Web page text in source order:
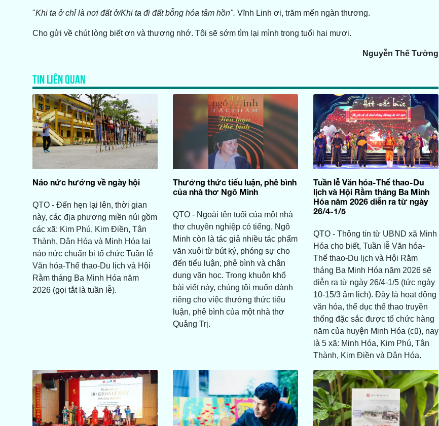
"Khi ta ở chỉ là nơi đất ở/Khi ta đi đất bỗng hóa tâm hồn". Vĩnh Linh ơi, trăm mến ngàn thương.
Cho gửi về chút lòng biết ơn và thương nhớ. Tôi sẽ sớm tìm lại mình trong tuổi hai mươi.
Nguyễn Thế Tường
TIN LIÊN QUAN
Náo nức hướng về ngày hội
QTO - Đến hẹn lại lên, thời gian
này, các địa phương miền núi gồm
các xã: Kim Phú, Kim Điền, Tân
Thành, Dân Hóa và Minh Hóa lại
náo nức chuẩn bị tổ chức Tuần lễ
Văn hóa-Thể thao-Du lịch và Hội
Rằm tháng Ba Minh Hóa năm
2026 (gọi tắt là tuần lễ).
Thưởng thức tiểu luận, phê bình
của nhà thơ Ngô Minh
QTO - Ngoài tên tuổi của một nhà
thơ chuyên nghiệp có tiếng, Ngô
Minh còn là tác giả nhiều tác phẩm
văn xuôi từ bút ký, phóng sự cho
đến tiểu luận, phê bình và chân
dung văn học. Trong khuôn khổ
bài viết này, chúng tôi muốn dành
riêng cho việc thưởng thức tiểu
luận, phê bình của một nhà thơ
Quảng Trị.
Tuần lễ Văn hóa-Thể thao-Du
lịch và Hội Rằm tháng Ba Minh
Hóa năm 2026 diễn ra từ ngày
26/4-1/5
QTO - Thông tin từ UBND xã Minh
Hóa cho biết, Tuần lễ Văn hóa-
Thể thao-Du lịch và Hội Rằm
tháng Ba Minh Hóa năm 2026 sẽ
diễn ra từ ngày 26/4-1/5 (tức ngày
10-15/3 âm lịch). Đây là hoạt động
văn hóa, thể dục thể thao truyền
thống đặc sắc được tổ chức hàng
năm của huyện Minh Hóa (cũ), nay
là 5 xã: Minh Hóa, Kim Phú, Tân
Thành, Kim Điền và Dân Hóa.